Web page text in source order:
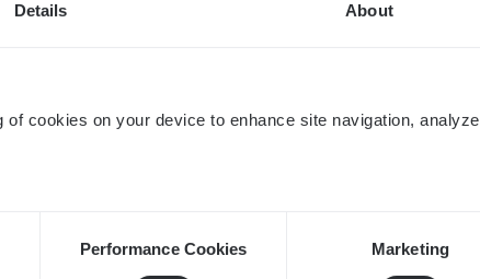
Details About
cookies on your device to enhance site navigation, analyze
Performance Cookies Marketing